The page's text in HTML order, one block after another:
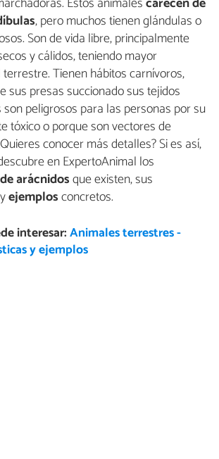
, pero muchos tienen glándulas o
Son de vida libre, principalmente
y cálidos, teniendo mayor
Tienen hábitos carnívoros,
sus presas succionado sus tejidos
peligrosos para las personas por su
tóxico o porque son vectores de
conocer más detalles? Si es así,
en ExpertoAnimal los
arácnidosque existen, sus
yejemplosconcretos.
interesar:Animales terrestres -
y ejemplos